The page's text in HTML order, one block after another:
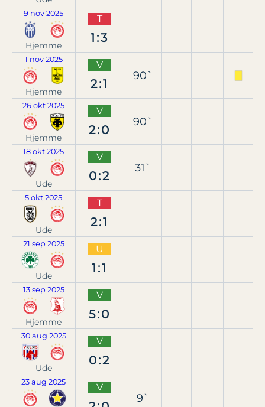
9 nov 2025
Hjemme
T
1:3
1 nov 2025
Hjemme
V
2:1
90`
26 okt 2025
Hjemme
V
2:0
90`
18 okt 2025
Ude
V
0:2
31`
5 okt 2025
Ude
T
2:1
21 sep 2025
Ude
U
1:1
13 sep 2025
Hjemme
V
5:0
30 aug 2025
Ude
V
0:2
23 aug 2025 V
9`